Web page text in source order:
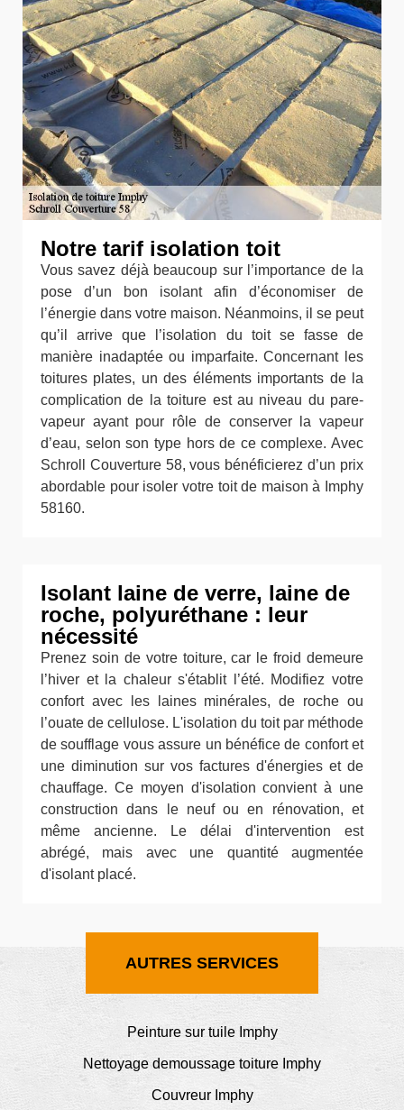
Notre tarif isolation toit
Vous savez déjà beaucoup sur l’importance de la
pose d’un bon isolant afin d’économiser de
l’énergie dans votre maison. Néanmoins, il se peut
qu’il arrive que l’isolation du toit se fasse de
manière inadaptée ou imparfaite. Concernant les
toitures plates, un des éléments importants de la
complication de la toiture est au niveau du pare-
vapeur ayant pour rôle de conserver la vapeur
d’eau, selon son type hors de ce complexe. Avec
Schroll Couverture 58, vous bénéficierez d’un prix
abordable pour isoler votre toit de maison à Imphy
58160.
Isolant laine de verre, laine de
roche, polyuréthane : leur
nécessité
Prenez soin de votre toiture, car le froid demeure
l’hiver et la chaleur s'établit l’été. Modifiez votre
confort avec les laines minérales, de roche ou
l’ouate de cellulose. L'isolation du toit par méthode
de soufflage vous assure un bénéfice de confort et
une diminution sur vos factures d'énergies et de
chauffage. Ce moyen d'isolation convient à une
construction dans le neuf ou en rénovation, et
même ancienne. Le délai d'intervention est
abrégé, mais avec une quantité augmentée
d'isolant placé.
AUTRES SERVICES
Peinture sur tuile Imphy
Nettoyage demoussage toiture Imphy
Couvreur Imphy